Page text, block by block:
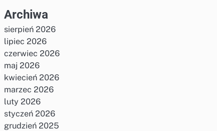
Archiwa
sierpień 2026
lipiec 2026
czerwiec 2026
maj 2026
kwiecień 2026
marzec 2026
luty 2026
styczeń 2026
grudzień 2025